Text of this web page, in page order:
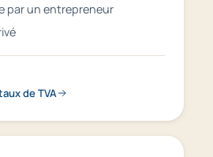
par un entrepreneur
de TVA